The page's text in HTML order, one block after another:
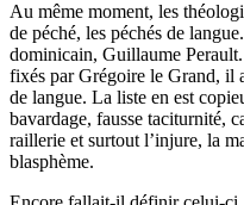
Au même moment, les
de péché, les péchés de
dominicain, Guillaume
fixés par Grégoire le Grand, il
de langue. La liste en est
bavardage, fausse taciturnité,
raillerie et surtout l’injure, la
blasphème.